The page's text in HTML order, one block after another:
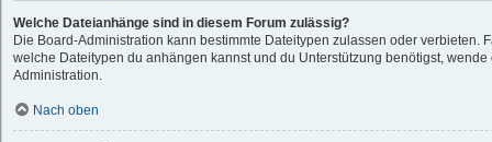
Welche Dateianhänge sind in diesem Forum zulässig?
Die Board-Administration kann bestimmte Dateitypen zulassen oder verbieten.
welche Dateitypen du anhängen kannst und du Unterstützung benötigst,
Administration.
Nach oben